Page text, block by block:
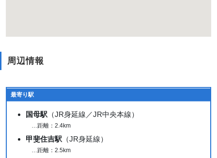
周辺情報
最寄り駅
国母駅 （JR身延線／JR中央本線）
…距離：2.4km
甲斐住吉駅 （JR身延線）
…距離：2.5km